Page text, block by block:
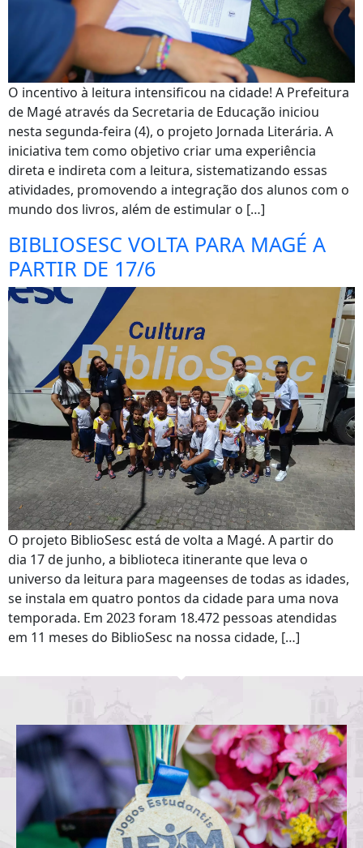
O incentivo à leitura intensificou na cidade! A Prefeitura
de Magé através da Secretaria de Educação iniciou
nesta segunda-feira (4), o projeto Jornada Literária. A
iniciativa tem como objetivo criar uma experiência
direta e indireta com a leitura, sistematizando essas
atividades, promovendo a integração dos alunos com o
mundo dos livros, além de estimular o […]
BIBLIOSESC VOLTA PARA MAGÉ A
PARTIR DE 17/6
O projeto BiblioSesc está de volta a Magé. A partir do
dia 17 de junho, a biblioteca itinerante que leva o
universo da leitura para mageenses de todas as idades,
se instala em quatro pontos da cidade para uma nova
temporada. Em 2023 foram 18.472 pessoas atendidas
em 11 meses do BiblioSesc na nossa cidade, […]